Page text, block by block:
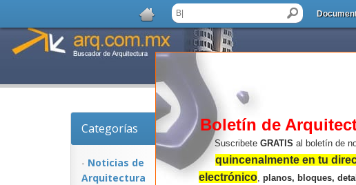
Categorías
- Noticias de
Arquitectura
Noticias de Arquitectura :
Boletín de
Suscribete GRATIS al boletín de
quincenalmente en tu
electrónico, planos, bloques,